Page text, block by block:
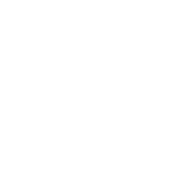
El técnico del Málaga
Palmas y aclara que